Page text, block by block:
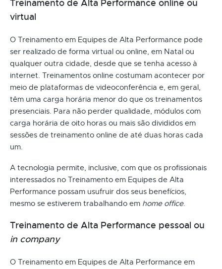
Treinamento de Alta Performance online ou
virtual
O Treinamento em Equipes de Alta Performance pode
ser realizado de forma virtual ou online, em Natal ou
qualquer outra cidade, desde que se tenha acesso à
internet. Treinamentos online costumam acontecer por
meio de plataformas de videoconferência e, em geral,
têm uma carga horária menor do que os treinamentos
presenciais. Para não perder qualidade, módulos com
carga horária de oito horas ou mais são divididos em
sessões de treinamento online de até duas horas cada
um.
A tecnologia permite, inclusive, com que os profissionais
interessados no Treinamento em Equipes de Alta
Performance possam usufruir dos seus benefícios,
mesmo se estiverem trabalhando em home office.
Treinamento de Alta Performance pessoal ou
in company
O Treinamento em Equipes de Alta Performance em